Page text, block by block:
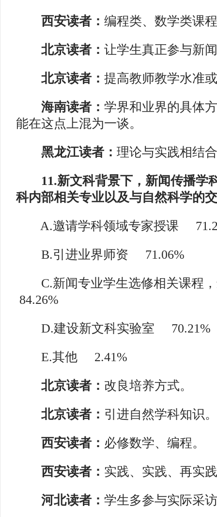
西安读者： 编程类、数学类课
北京读者： 让学生真正参与新
北京读者： 提高教师教学水准
海南读者： 学界和业界的具体
能在这点上混为一谈。
黑龙江读者： 理论与实践相结
11.新文科背景下，新闻传播学
科内部相关专业以及与自然科学的
A.邀请学科领域专家授课
B.引进业界师资 71.06%
C.新闻专业学生选修相关课程，
84.26%
D.建设新文科实验室 70.21%
E.其他 2.41%
北京读者： 改良培养方式。
北京读者： 引进自然学科知识。
西安读者： 必修数学、编程。
西安读者： 实践、实践、再实
河北读者： 学生多参与实际采